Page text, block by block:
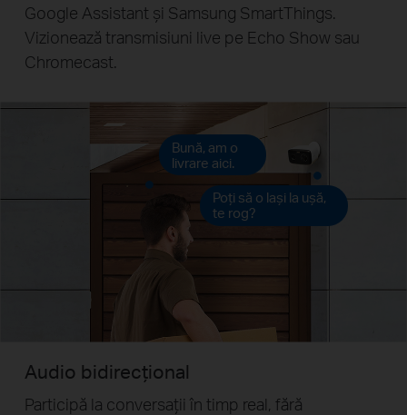
Google Assistant și Samsung SmartThings.
Vizionează transmisiuni live pe Echo Show sau
Chromecast.
Bună, am o
livrare aici.
Poți să o lași la ușă,
te rog?
Audio bidirecțional
Participă la conversații în timp real, fără